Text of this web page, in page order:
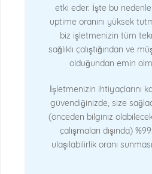
etki eder. İşte bu nedenle
uptime oranını yüksek
biz işletmenizin tüm
sağlıklı çalıştığından ve
olduğundan emin
İşletmenizin ihtiyaçlarını
güvendiğinizde, size
(önceden bilginiz
çalışmaları dışında)
ulaşılabilirlik oranı